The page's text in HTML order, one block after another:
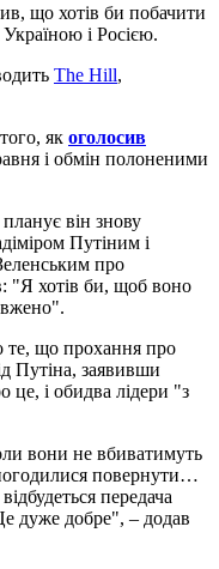
що хотів би побачити
і Росією.
The Hill,
як оголосив
і обмін полоненими
він знову
Путіним і
про
"Я хотів би, щоб воно
те, що прохання про
Путіна, заявивши
це, і обидва лідери "з
вони не вбиватимуть
повернути…
передача
дуже добре", – додав